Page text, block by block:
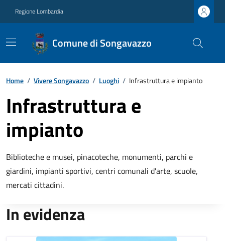
Regione Lombardia
Comune di Songavazzo
Home / Vivere Songavazzo / Luoghi / Infrastruttura e impianto
Infrastruttura e
impianto
Biblioteche e musei, pinacoteche, monumenti, parchi e
giardini, impianti sportivi, centri comunali d'arte, scuole,
mercati cittadini.
In evidenza